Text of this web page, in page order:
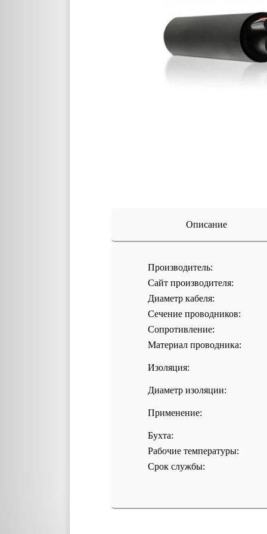
Описание
Производитель:
Сайт производителя:
Диаметр кабеля:
Сечение проводников:
Сопротивление:
Материал проводника:
Изоляция:
Диаметр изоляции:
Применение:
Бухта:
Рабочие температуры:
Срок службы: